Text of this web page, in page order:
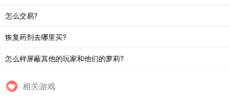
怎么交易?
恢复药剂去哪里买?
怎么样屏蔽其他的玩家和他们的萝莉?
相关游戏